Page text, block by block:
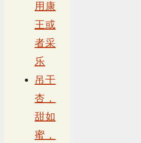
用康
王或
者采
乐
吊干
杏，
甜如
蜜，